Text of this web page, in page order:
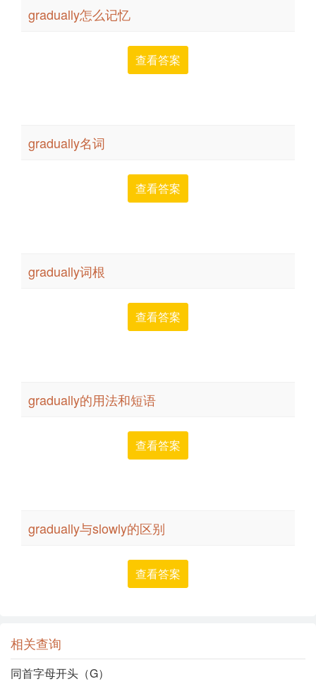
相关查询
同首字母开头（G）
gradually怎么记忆
查看答案
gradually名词
查看答案
gradually词根
查看答案
gradually的用法和短语
查看答案
gradually与slowly的区别
查看答案